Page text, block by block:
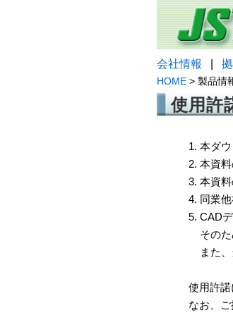
会社情報
HOME > 製品情
使用許
1. 本ダ
2. 本資
3. 本資
4. 同業
5. CAD
そのた
また、
使用許諾
なお、